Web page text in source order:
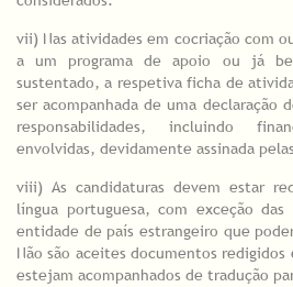
vii) Nas atividades em cocriação com
a um programa de apoio ou já
sustentado, a respetiva ficha de
ser acompanhada de uma declaração
responsabilidades, incluindo
envolvidas, devidamente assinada
viii) As candidaturas devem estar
língua portuguesa, com exceção
entidade de país estrangeiro que
Não são aceites documentos
estejam acompanhados de tradução